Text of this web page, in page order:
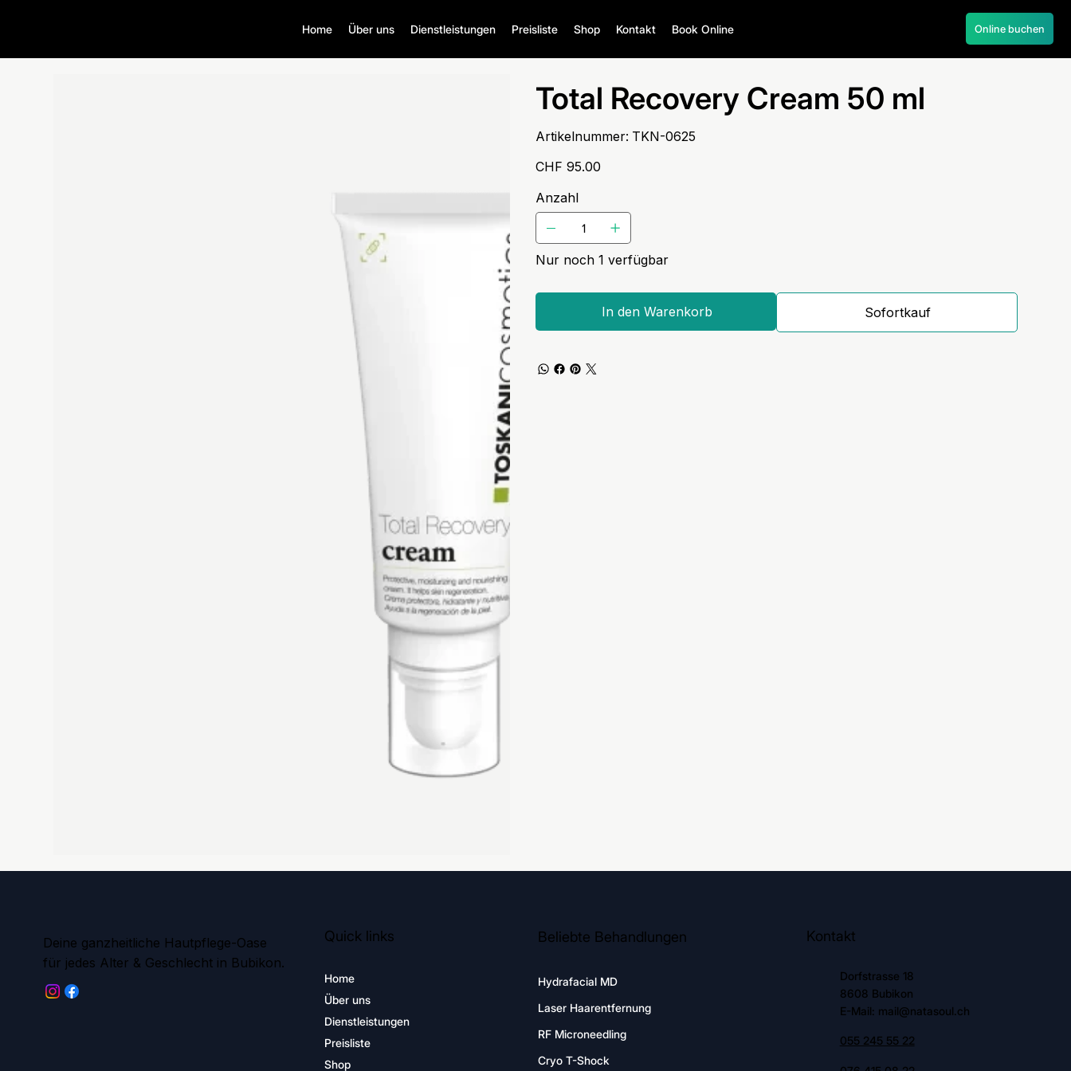
Home Über uns Dienstleistungen Preisliste Shop Kontakt Book Online Online buchen
Total Recovery Cream 50 ml
Artikelnummer: Artikelnummer:
TKN-
TKN-0625
Preis
CHF 95.00
Anzahl
Nur noch 1 verfügbar
In den Warenkorb Sofortkauf
Deine ganzheitliche Hautpflege-Oase
für jedes Alter & Geschlecht in Bubikon.
Quick links
Home
Über uns
Dienstleistungen
Preisliste
Shop
Beliebte Behandlungen
Hydrafacial MD
Laser Haarentfernung
RF Microneedling
Cryo T-Shock
Kontakt
Dorfstrasse 18
8608 Bubikon
E-Mail: mail@natasoul.ch
055 245 55 22